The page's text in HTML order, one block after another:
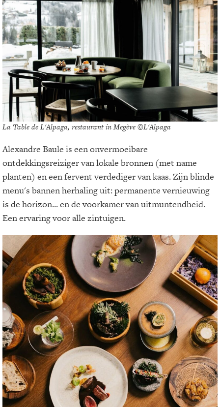
La Table de L'Alpaga, restaurant in Megève ©L'Alpaga
Alexandre Baule is een onvermoeibare
ontdekkingsreiziger van lokale bronnen (met name
planten) en een fervent verdediger van kaas. Zijn blinde
menu's bannen herhaling uit: permanente vernieuwing
is de horizon... en de voorkamer van uitmuntendheid.
Een ervaring voor alle zintuigen.